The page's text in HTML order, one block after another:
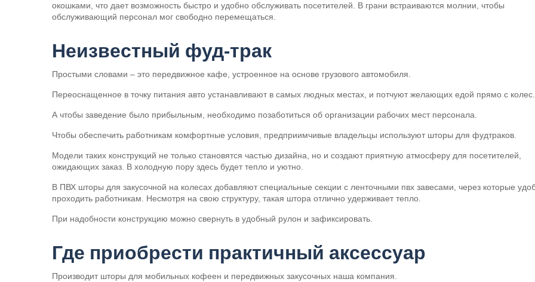
окошками, что дает возможность быстро и удобно обслуживать посетителей. В грани встраиваются молнии, чтобы
обслуживающий персонал мог свободно перемещаться.
Неизвестный фуд-трак
Простыми словами – это передвижное кафе, устроенное на основе грузового автомобиля.
Переоснащенное в точку питания авто устанавливают в самых людных местах, и потчуют желающих едой прямо с колес.
А чтобы заведение было прибыльным, необходимо позаботиться об организации рабочих мест персонала.
Чтобы обеспечить работникам комфортные условия, предприимчивые владельцы используют шторы для фудтраков.
Модели таких конструкций не только становятся частью дизайна, но и создают приятную атмосферу для посетителей,
ожидающих заказ. В холодную пору здесь будет тепло и уютно.
В ПВХ шторы для закусочной на колесах добавляют специальные секции с ленточными пвх завесами, через которые
проходить работникам. Несмотря на свою структуру, такая штора отлично удерживает тепло.
При надобности конструкцию можно свернуть в удобный рулон и зафиксировать.
Где приобрести практичный аксессуар
Производит шторы для мобильных кофеен и передвижных закусочных наша компания.